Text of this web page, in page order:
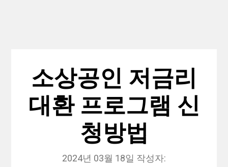
소상공인 저금리
대환 프로그램 신
청방법
2024년 03월 18일 작성자: